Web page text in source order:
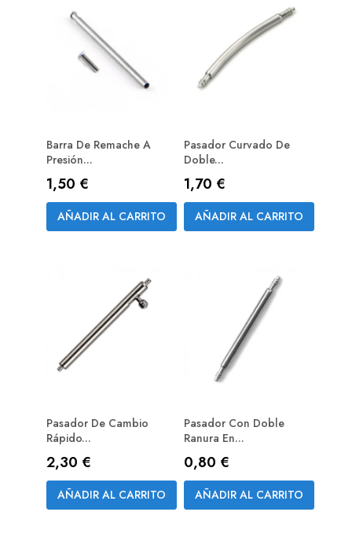
Barra De Remache A
Presión...
Precio
1,50 €
AÑADIR AL CARRITO
Pasador Curvado De
Doble...
Precio
1,70 €
AÑADIR AL CARRITO
Pasador De Cambio
Rápido...
Precio
2,30 €
AÑADIR AL CARRITO
Pasador Con Doble
Ranura En...
Precio
0,80 €
AÑADIR AL CARRITO